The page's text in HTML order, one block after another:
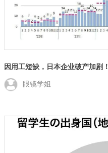
因用工短缺，日本企业破产加剧！
眼镜学姐